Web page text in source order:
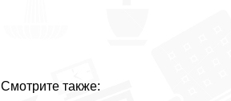
Смотрите также: